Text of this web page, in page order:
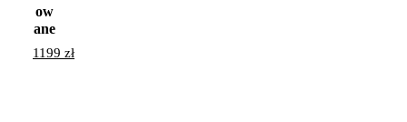
ow
ane
1199 zł